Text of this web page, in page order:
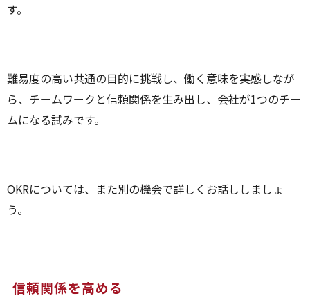
す。
難易度の高い共通の目的に挑戦し、働く意味を実感しなが
ら、チームワークと信頼関係を生み出し、会社が1つのチー
ムになる試みです。
OKRについては、また別の機会で詳しくお話ししましょ
う。
信頼関係を高める